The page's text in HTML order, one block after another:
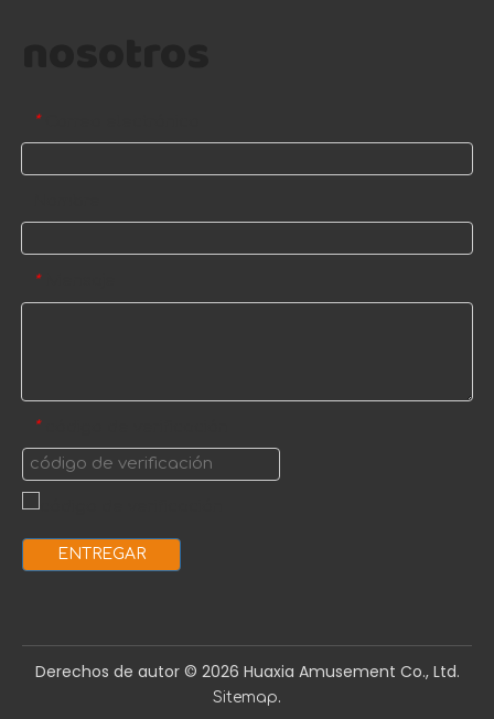
*
*
*
ENTREGAR
Derechos de autor ©️ 2026 Huaxia Amusement Co., Ltd.
Sitemap.